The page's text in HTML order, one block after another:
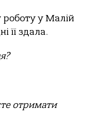
роботу у Малій
її здала.
отримати